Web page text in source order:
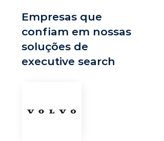
Empresas que
confiam em nossas
soluções de
executive search